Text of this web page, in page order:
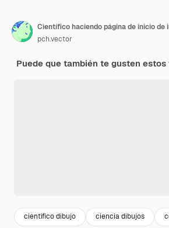
Científico haciendo página de inicio
pch.vector
Puede que también te gusten
cientifico dibujo ciencia dibujos